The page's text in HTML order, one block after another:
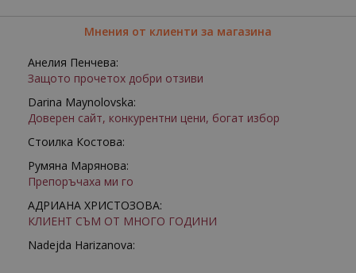
Мнения от клиенти за магазина
Анелия Пенчева:
Защото прочетох добри отзиви
Darina Maynolovska:
Доверен сайт, конкурентни цени, богат избор
Стоилка Костова:
Румяна Марянова:
Препоръчаха ми го
АДРИАНА ХРИСТОЗОВА:
КЛИЕНТ СЪМ ОТ МНОГО ГОДИНИ
Nadejda Harizanova: